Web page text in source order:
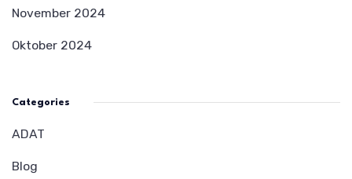
November 2024
Oktober 2024
Categories
ADAT
Blog